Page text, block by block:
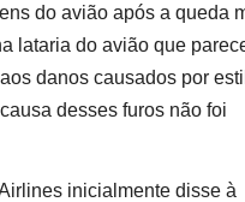
do avião após a queda
lataria do avião que
danos causados por
desses furos não foi
inicialmente disse à